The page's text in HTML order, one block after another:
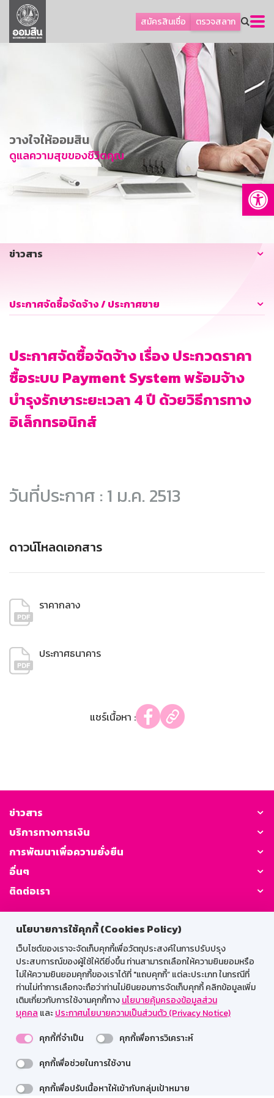
นโยบายการใช้คุกกี้ (Cookies Policy)
เว็บไซต์ของเราจะจัดเก็บคุกกี้เพื่อวัตถุประสงค์ในการปรับปรุง
ประสบการณ์ของผู้ใช้ให้ดียิ่งขึ้น ท่านสามารถเลือกให้ความยินยอมหรือ
ไม่ให้ความยินยอมคุกกี้ของเราได้ที่ "แถบคุกกี้” แต่ละประเภท ในกรณีที่
ท่านไม่ทำการเลือกจะถือว่าท่านไม่ยินยอมการจัดเก็บคุกกี้ คลิกข้อมูลเพิ่ม
เติมเกี่ยวกับการใช้งานคุกกี้ทางนโยบายคุ้มครองข้อมูลส่วน
บุคคล และประกาศนโยบายความเป็นส่วนตัว (Privacy Notice)
คุกกี้ที่จำเป็น
คุกกี้เพื่อการวิเคราะห์
คุกกี้เพื่อช่วยในการใช้งาน
คุกกี้เพื่อปรับเนื้อหาให้เข้ากับกลุ่มเป้าหมาย
สมัครสินเชื่อ ตรวจสลาก
ลูกค้าธุรกิจ
ลูกค้าผู้ประกอบรายย่อย
การพัฒนาที่ยั่งยืน
ข่าวสาร
บริการทางการเงิน
อื่นๆ
วางใจให้ออมสิน
ดูแลความสุขของชีวิตคุณ
ข่าวสาร
ประกาศจัดซื้อจัดจ้าง / ประกาศขาย
ประกาศจัดซื้อจัดจ้าง เรื่อง ประกวดราคา
ซื้อระบบ Payment System พร้อมจ้าง
บำรุงรักษาระยะเวลา 4 ปี ด้วยวิธีการทาง
อิเล็กทรอนิกส์
วันที่ประกาศ : 1 ม.ค. 2513
ดาวน์โหลดเอกสาร
ราคากลาง
ประกาศธนาคาร
แชร์เนื้อหา :
ข่าวสาร
บริการทางการเงิน
การพัฒนาเพื่อความยั่งยืน
อื่นๆ
ติดต่อเรา
GSB Society:
สำหรับพนักงาน
Web HR
GSB Wisdom
M-Search
เข้าสู่ระบบเน็ตเมล
รองรับการใช้งานได้ดีบนเว็บบราวเซอร์